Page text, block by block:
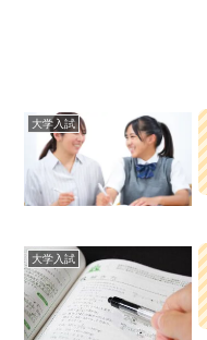
大学入試
大学入試